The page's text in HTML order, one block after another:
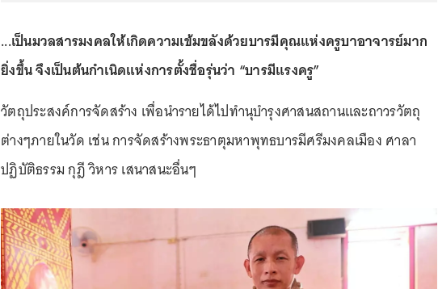
...เป็นมวลสารมงคลให้เกิดความเข้มขลังด้วยบารมีคุณแห่งครูบาอาจารย์มาก
ยิ่งขึ้น จึงเป็นต้นกำเนิดแห่งการตั้งชื่อรุ่นว่า “บารมีแรงครู”
วัตถุประสงค์การจัดสร้าง เพื่อนำรายได้ไปทำนุบำรุงศาสนสถานและถาวรวัตถุ
ต่างๆภายในวัด เช่น การจัดสร้างพระธาตุมหาพุทธบารมีศรีมงคลเมือง ศาลา
ปฏิบัติธรรม กุฎี วิหาร เสนาสนะอื่นๆ